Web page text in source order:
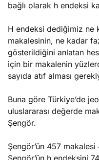
bağlı olarak h endeksi
H endeksi dediğimiz ne
makalesinin, ne kadar
gösterildiğini anlatan
için bir makalenin
sayıda atıf alması
Buna göre Türkiye’de
uluslararası değerde
Şengör.
Şengör’ün 457 makalesi
Şengör’ün h endeksini